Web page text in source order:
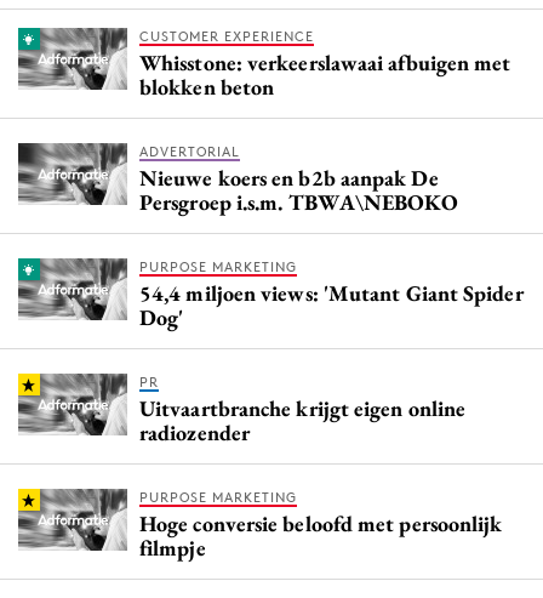
CUSTOMER EXPERIENCE
Whisstone: verkeerslawaai afbuigen met
blokken beton
ADVERTORIAL
Nieuwe koers en b2b aanpak De
Persgroep i.s.m. TBWA\NEBOKO
PURPOSE MARKETING
54,4 miljoen views: 'Mutant Giant Spider
Dog'
PR
Uitvaartbranche krijgt eigen online
radiozender
PURPOSE MARKETING
Hoge conversie beloofd met persoonlijk
filmpje